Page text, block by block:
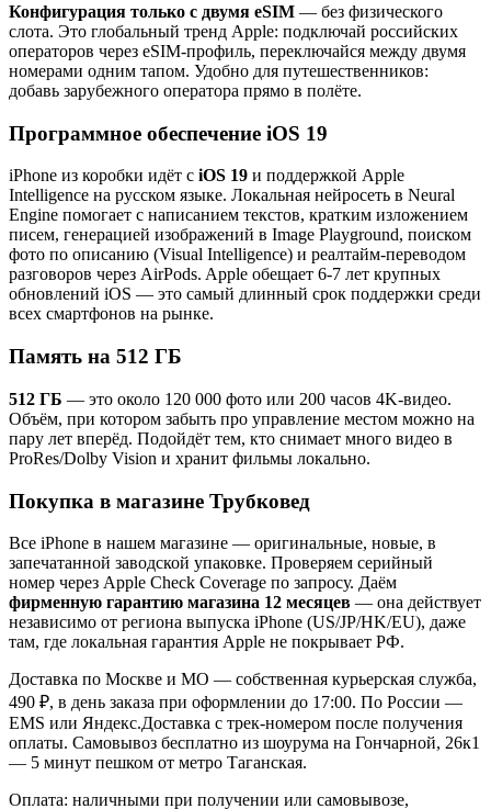
Конфигурация только с двумя eSIM — без физического
слота. Это глобальный тренд Apple: подключай российских
операторов через eSIM-профиль, переключайся между двумя
номерами одним тапом. Удобно для путешественников:
добавь зарубежного оператора прямо в полёте.
Программное обеспечение iOS 19
iPhone из коробки идёт с iOS 19 и поддержкой Apple
Intelligence на русском языке. Локальная нейросеть в Neural
Engine помогает с написанием текстов, кратким изложением
писем, генерацией изображений в Image Playground, поиском
фото по описанию (Visual Intelligence) и реалтайм-переводом
разговоров через AirPods. Apple обещает 6-7 лет крупных
обновлений iOS — это самый длинный срок поддержки среди
всех смартфонов на рынке.
Память на 512 ГБ
512 ГБ — это около 120 000 фото или 200 часов 4K-видео.
Объём, при котором забыть про управление местом можно на
пару лет вперёд. Подойдёт тем, кто снимает много видео в
ProRes/Dolby Vision и хранит фильмы локально.
Покупка в магазине Трубковед
Все iPhone в нашем магазине — оригинальные, новые, в
запечатанной заводской упаковке. Проверяем серийный
номер через Apple Check Coverage по запросу. Даём
фирменную гарантию магазина 12 месяцев — она действует
независимо от региона выпуска iPhone (US/JP/HK/EU), даже
там, где локальная гарантия Apple не покрывает РФ.
Доставка по Москве и МО — собственная курьерская служба,
490 ₽, в день заказа при оформлении до 17:00. По России —
EMS или Яндекс.Доставка с трек-номером после получения
оплаты. Самовывоз бесплатно из шоурума на Гончарной, 26к1
— 5 минут пешком от метро Таганская.
Оплата: наличными при получении или самовывозе,